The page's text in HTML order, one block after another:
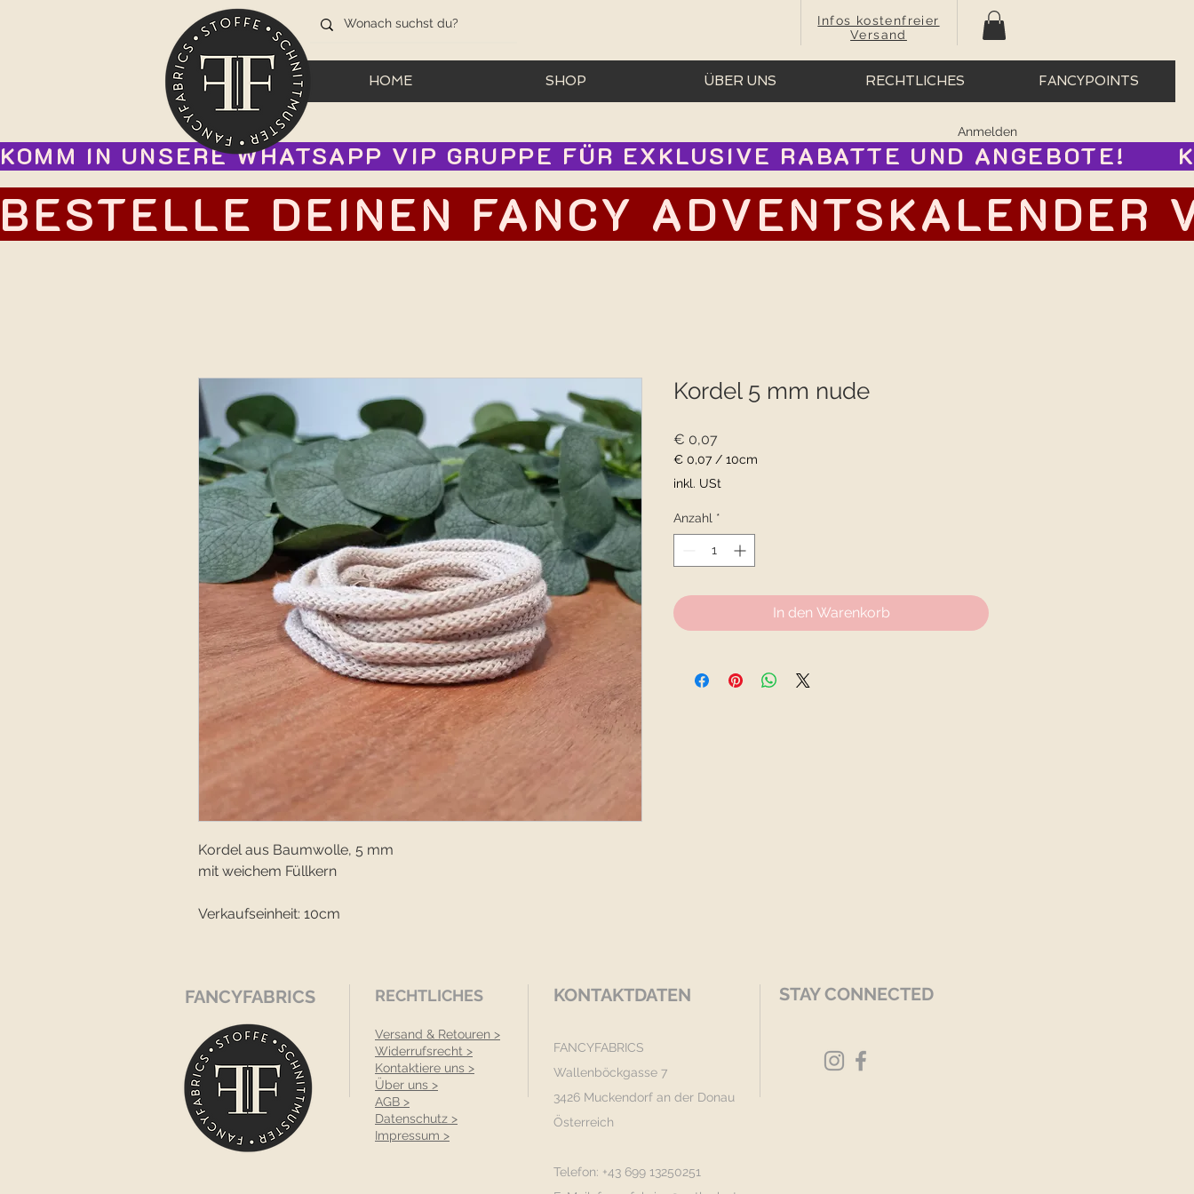
Infos kostenfreier
Versand
HOME SHOP ÜBER UNS RECHTLICHES FANCYPOINTS
Anmelden
KOMM IN UNSERE WHATSAPP VIP GRUPPE FÜR EXKLUSIVE RABATTE UND ANGEBOTE!
BESTELLE DEINEN FANCY
Kordel aus Baumwolle, 5 mm
mit weichem Füllkern
Verkaufseinheit: 10cm
Kordel 5 mm nude
€ 0,07
€ 0,07 / 10cm
€ 0,07
10
Zentimeter
inkl. USt
Anzahl *
In den Warenkorb
FANCYFABRICS RECHTLICHES
Versand & Retouren >
Widerrufsrecht >
Kontaktiere uns >
Über uns >
AGB >
Datenschutz >
Impressum >
KONTAKTDATEN
FANCYFABRICS
Wallenböckgasse 7
3426 Muckendorf an der Donau
Österreich
Telefon: +43 699 13250251
STAY CONNECTED